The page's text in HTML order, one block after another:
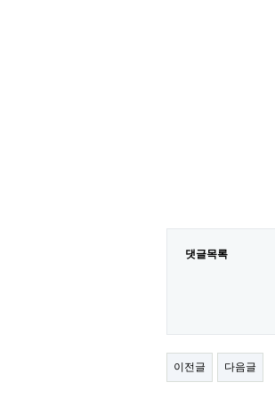
댓글목록
이전글 다음글